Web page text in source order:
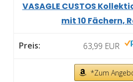
VASAGLE CUSTOS
mit 10 Fächern,
63,99 EUR
*Zum